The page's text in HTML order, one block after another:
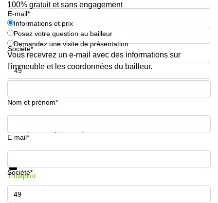
E-mail*
Société*
Numéro de téléphone*
100% gratuit et sans engagement
Informations et prix
Posez votre question au bailleur
Demandez une visite de présentation
Vous recevrez un e-mail avec des informations sur
l'immeuble et les coordonnées du bailleur.
Nom et prénom*
E-mail*
Société*
Informations et prix
Trustpilot